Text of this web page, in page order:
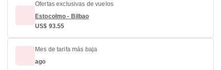
Ofertas exclusivas de vuelos
Estocolmo - Bilbao
US$ 93.55
Mes de tarifa más baja
ago